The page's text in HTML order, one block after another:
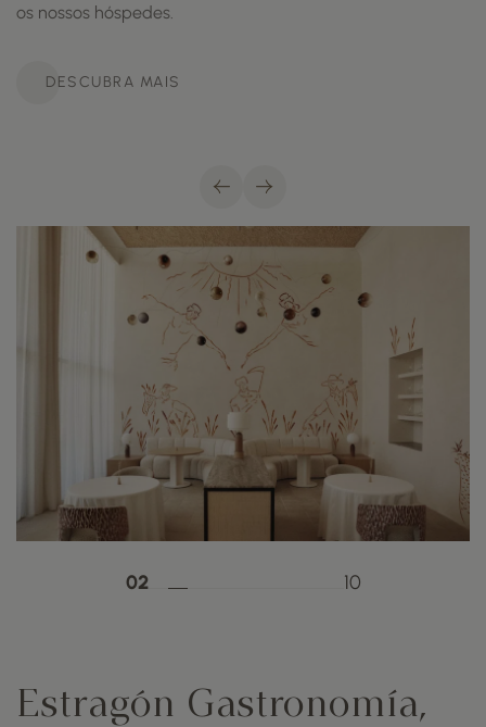
os nossos hóspedes.
DESCUBRA MAIS
02 10
Estragón Gastronomía,